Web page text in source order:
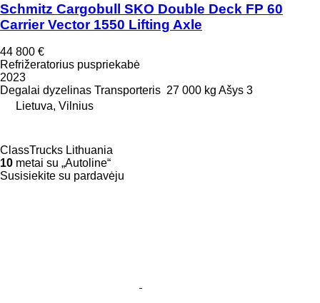
Schmitz Cargobull SKO Double Deck FP 60
Carrier Vector 1550 Lifting Axle
44 800 €
Refrižeratorius puspriekabė
2023
Degalai dyzelinas Transporteris 27 000 kg Ašys 3
Lietuva, Vilnius
ClassTrucks Lithuania
10 metai su „Autoline“
Susisiekite su pardavėju